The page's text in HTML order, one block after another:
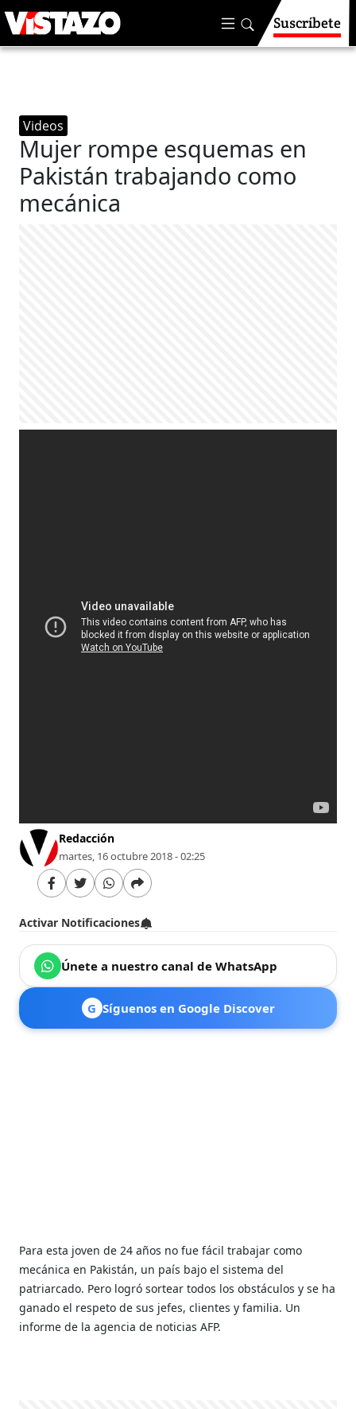
Suscríbete
Videos
Mujer rompe esquemas en
Pakistán trabajando como
mecánica
Redacción
martes, 16 octubre 2018 - 02:25
Activar Notificaciones
Únete a nuestro canal de WhatsApp
G Síguenos en Google Discover
Para esta joven de 24 años no fue fácil trabajar como
mecánica en Pakistán, un país bajo el sistema del
patriarcado. Pero logró sortear todos los obstáculos y se ha
ganado el respeto de sus jefes, clientes y familia. Un
informe de la agencia de noticias AFP.